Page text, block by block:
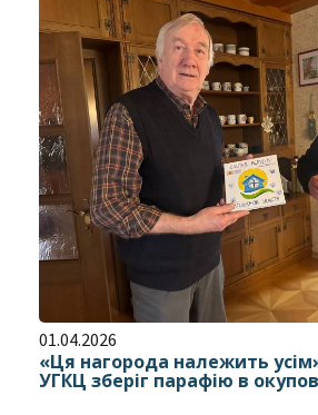
01.04.2026
«Ця нагорода належить
УГКЦ зберіг парафію в